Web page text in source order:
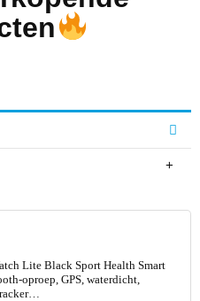
Lite Black Sport Health Smart
oproep, GPS, waterdicht,